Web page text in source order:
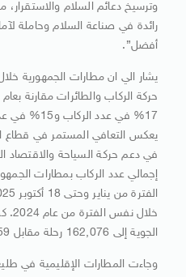
وترسيخ دعائم السلام
رائدة في صناعة السلام وحاملة
أفضل”.
17% في عدد
يعكس التعافي المستمر في قطاع
في دعم حركة السياحة والاقتصاد
خلال
الجوية إلى 162,076 رحلة مقابل 140,959 رحلة العام الماضي.
وجاءت المطارات الإقليمية في